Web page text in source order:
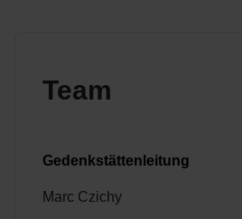
Team
Gedenkstättenleitung
Marc Czichy